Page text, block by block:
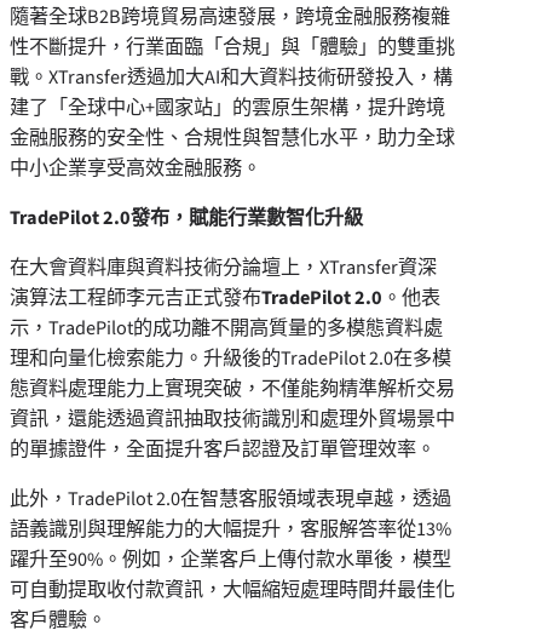
隨著全球B2B跨境貿易高速發展，跨境金融服務複雜
性不斷提升，行業面臨「合規」與「體驗」的雙重挑
戰。XTransfer透過加大AI和大資料技術研發投入，構
建了「全球中心+國家站」的雲原生架構，提升跨境
金融服務的安全性、合規性與智慧化水平，助力全球
中小企業享受高效金融服務。
TradePilot 2.0發布，賦能行業數智化升級
在大會資料庫與資料技術分論壇上，XTransfer資深
演算法工程師李元吉正式發布TradePilot 2.0 。他表
示，TradePilot的成功離不開高質量的多模態資料處
理和向量化檢索能力。升級後的TradePilot 2.0在多模
態資料處理能力上實現突破，不僅能夠精準解析交易
資訊，還能透過資訊抽取技術識別和處理外貿場景中
的單據證件，全面提升客戶認證及訂單管理效率。
此外，TradePilot 2.0在智慧客服領域表現卓越，透過
語義識別與理解能力的大幅提升，客服解答率從13%
躍升至90%。例如，企業客戶上傳付款水單後，模型
可自動提取收付款資訊，大幅縮短處理時間幷最佳化
客戶體驗。